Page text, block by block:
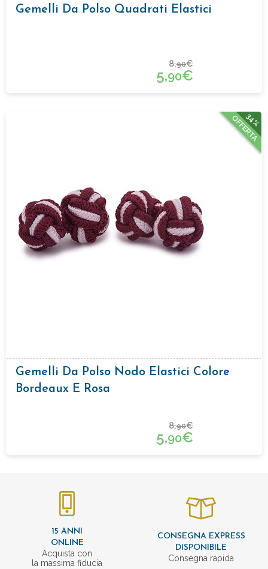
Gemelli Da Polso Quadrati Elastici
8,90€
5,90€
34%
OFFERTA
Gemelli Da Polso Nodo Elastici Colore
Bordeaux E Rosa
8,90€
5,90€
15 ANNI
ONLINE
Acquista con
la massima fiducia
CONSEGNA EXPRESS
DISPONIBILE
Consegna rapida